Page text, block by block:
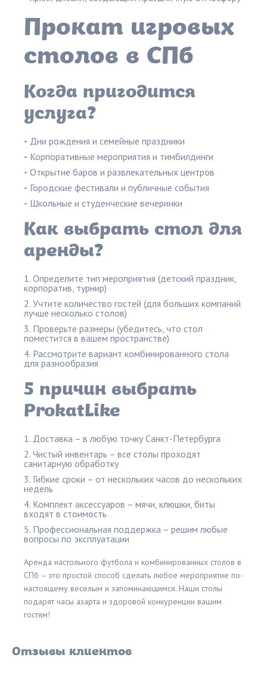
Прокат игровых
столов в СПб
Когда пригодится
услуга?
- Дни рождения и семейные праздники
- Корпоративные мероприятия и тимбилдинги
- Открытие баров и развлекательных центров
- Городские фестивали и публичные события
- Школьные и студенческие вечеринки
Как выбрать стол для
аренды?
Определите тип мероприятия (детский праздник,
корпоратив, турнир)
Учтите количество гостей (для больших компаний
лучше несколько столов)
Проверьте размеры (убедитесь, что стол
поместится в вашем пространстве)
Рассмотрите вариант комбинированного стола
для разнообразия
5 причин выбрать
ProkatLike
Доставка – в любую точку Санкт-Петербурга
Чистый инвентарь – все столы проходят
санитарную обработку
Гибкие сроки – от нескольких часов до нескольких
недель
Комплект аксессуаров – мячи, клюшки, биты
входят в стоимость
Профессиональная поддержка – решим любые
вопросы по эксплуатации
Аренда настольного футбола и комбинированных столов в
СПб – это простой способ сделать любое мероприятие по-
настоящему веселым и запоминающимся. Наши столы
подарят часы азарта и здоровой конкуренции вашим
гостям!
Отзывы клиентов